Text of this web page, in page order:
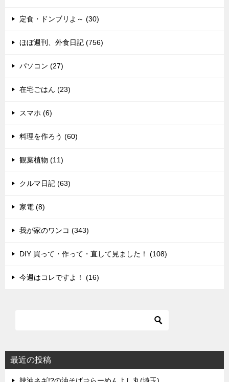
定食・ドンブリよ～ (30)
ほぼ週刊、外食日記 (756)
パソコン (27)
在宅ごはん (23)
スマホ (6)
料理を作ろう (60)
観葉植物 (11)
クルマ日記 (63)
家電 (8)
我が家のワンコ (343)
DIY 買って・作って・直して見ました！ (108)
今週はコレですよ！ (16)
最近の投稿
辣油ネギ!?の油そば⇒らーめんよし丸(埼玉)